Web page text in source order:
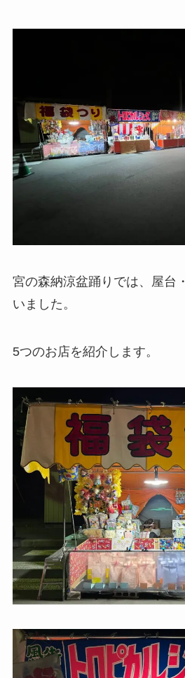
宮の森納涼盆踊りでは、屋台
いました。
5つのお店を紹介します。